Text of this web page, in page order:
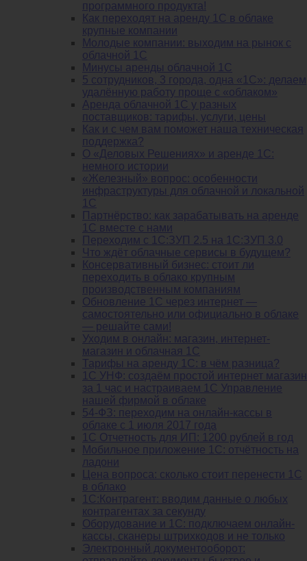
программного продукта!
Как переходят на аренду 1С в облаке
крупные компании
Молодые компании: выходим на рынок с
облачной 1С
Минусы аренды облачной 1С
5 сотрудников, 3 города, одна «1С»: делаем
удалённую работу проще с «облаком»
Аренда облачной 1С у разных
поставщиков: тарифы, услуги, цены
Как и с чем вам поможет наша техническая
поддержка?
О «Деловых Решениях» и аренде 1С:
немного истории
«Железный» вопрос: особенности
инфраструктуры для облачной и локальной
1С
Партнёрство: как зарабатывать на аренде
1С вместе с нами
Переходим с 1С:ЗУП 2.5 на 1С:ЗУП 3.0
Что ждёт облачные сервисы в будущем?
Консервативный бизнес: стоит ли
переходить в облако крупным
производственным компаниям
Обновление 1С через интернет —
самостоятельно или официально в облаке
— решайте сами!
Уходим в онлайн: магазин, интернет-
магазин и облачная 1С
Тарифы на аренду 1С: в чём разница?
1С УНФ: создаём простой интернет магазин
за 1 час и настраиваем 1С Управление
нашей фирмой в облаке
54-ФЗ: переходим на онлайн-кассы в
облаке с 1 июля 2017 года
1С Отчетность для ИП: 1200 рублей в год
Мобильное приложение 1С: отчётность на
ладони
Цена вопроса: сколько стоит перенести 1С
в облако
1С:Контрагент: вводим данные о любых
контрагентах за секунду
Оборудование и 1С: подключаем онлайн-
кассы, сканеры штрихкодов и не только
Электронный документооборот: